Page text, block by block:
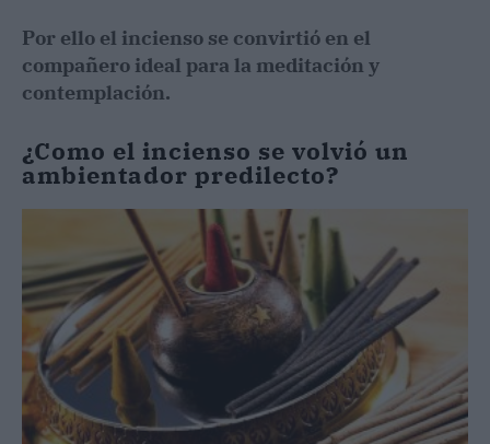
Por ello el incienso se convirtió en el
compañero ideal para la meditación y
contemplación.
¿Como el incienso se volvió un
ambientador predilecto?